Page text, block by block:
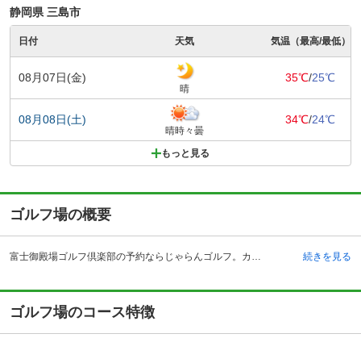
静岡県 三島市
日付 天気 気温（最高/最低）
08月07日(金)
晴
35℃/25℃
08月08日(土)
晴時々曇
34℃/24℃
もっと見る
ゴルフ場の概要
富士御殿場ゴルフ倶楽部の予約ならじゃらんゴルフ。カートの有無や利用税、キャンセル料、ナイター設備、駐車場などのコース情報はもちろん、口コミ、フォトギャラリーなどコースの難易度や攻略に役立つ情報充実、予約する度にポイントが貯まるのでお得にゴルフをお楽しみ頂けます。 富士御殿場ゴルフ倶楽部は昭和53年、静岡県御殿場市に開場したゴルフ場です。自動車の場合、東名高速道路・御殿場インターチェンジより約15分。電車の場合は、JR御殿場線・小田急線の御殿場駅からクラブバスを利用することもできます。富士山を望むフラットな林間コースで、戦略性の高いOUTコースと、正確なショットが求められるINコースから構成された18ホールとなっています。重厚感のあるクラブハウスには御殿場の名産品を取りそろえた売店や、レストラン、コンペルーム、浴室などを完備。レストランでは三崎港や小田原から直送された新鮮な海の幸などが楽しめるほか、敷地内にはパン工房もあり人気となっています。さらに、打ち放し練習場やアプローチ練習場なども併設されています。 続きを見る
ゴルフ場のコース特徴